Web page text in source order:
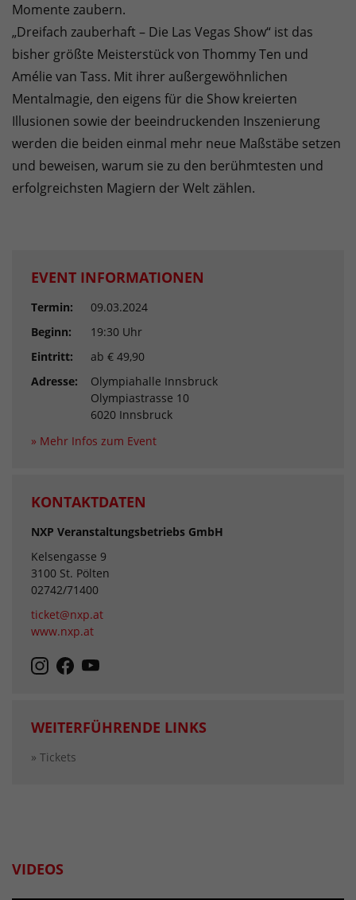
Momente zaubern.
„Dreifach zauberhaft – Die Las Vegas Show“ ist das
bisher größte Meisterstück von Thommy Ten und
Amélie van Tass. Mit ihrer außergewöhnlichen
Mentalmagie, den eigens für die Show kreierten
Illusionen sowie der beeindruckenden Inszenierung
werden die beiden einmal mehr neue Maßstäbe setzen
und beweisen, warum sie zu den berühmtesten und
erfolgreichsten Magiern der Welt zählen.
EVENT INFORMATIONEN
Termin:
09.03.2024
Beginn:
19:30 Uhr
Eintritt:
ab € 49,90
Adresse:
Olympiahalle Innsbruck
Olympiastrasse 10
6020 Innsbruck
» Mehr Infos zum Event
KONTAKTDATEN
NXP Veranstaltungsbetriebs GmbH
Kelsengasse 9
3100 St. Pölten
02742/71400
ticket@nxp.at
www.nxp.at
WEITERFÜHRENDE LINKS
» Tickets
VIDEOS